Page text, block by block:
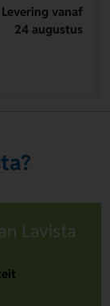
Levering vanaf
24 augustus
Lavista